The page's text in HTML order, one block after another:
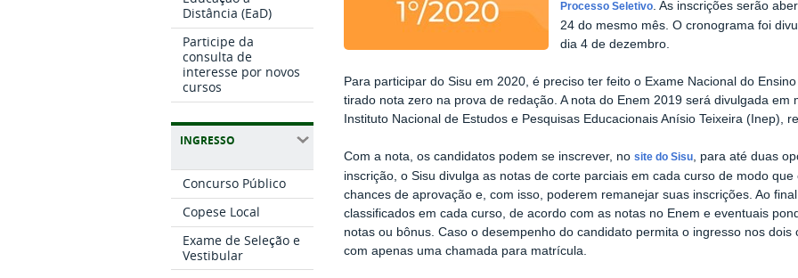
Distância (EaD)
Participe da
consulta de
interesse por novos
cursos
INGRESSO
Concurso Público
Copese Local
Exame de Seleção e
Vestibular
Processo Seletivo. As inscrições serão
24 do mesmo mês. O cronograma foi
dia 4 de dezembro.
Para participar do Sisu em 2020, é preciso ter feito o Exame Nacional do
tirado nota zero na prova de redação. A nota do Enem 2019 será divulgada
Instituto Nacional de Estudos e Pesquisas Educacionais Anísio Teixeira (Inep),
Com a nota, os candidatos podem se inscrever, nosite do Sisu , para até duas
inscrição, o Sisu divulga as notas de corte parciais em cada curso de modo
chances de aprovação e, com isso, poderem remanejar suas inscrições. Ao
classificados em cada curso, de acordo com as notas no Enem e eventuais
notas ou bônus. Caso o desempenho do candidato permita o ingresso nos
com apenas uma chamada para matrícula.